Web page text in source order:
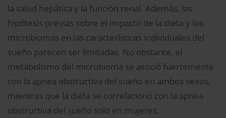
la salud hepática y la función renal. Además, las
hipótesis previas sobre el impacto de la dieta y los
microbiomas en las características individuales del
sueño parecen ser limitadas. No obstante, el
metabolismo del microbioma se asoció fuertemente
con la apnea obstructiva del sueño en ambos sexos,
mientras que la dieta se correlacionó con la apnea
obstructiva del sueño solo en mujeres.